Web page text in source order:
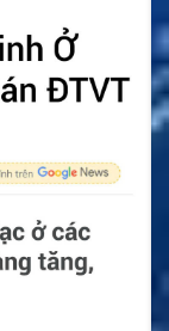
cáo, dữ liệu
vệ tinh di động
và công trình
có thể gửi báo
các điểm làm
mạng di động